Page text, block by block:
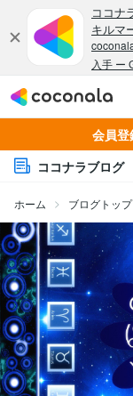
会員登
ココナラブログ
ホーム ブログトップ